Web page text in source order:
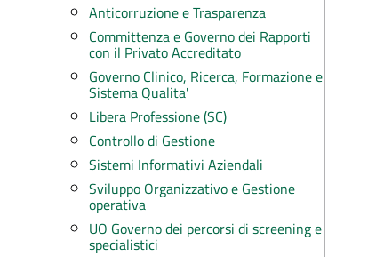
Anticorruzione e Trasparenza
Committenza e Governo dei Rapporti
con il Privato Accreditato
Governo Clinico, Ricerca, Formazione e
Sistema Qualita'
Libera Professione (SC)
Controllo di Gestione
Sistemi Informativi Aziendali
Sviluppo Organizzativo e Gestione
operativa
UO Governo dei percorsi di screening e
specialistici